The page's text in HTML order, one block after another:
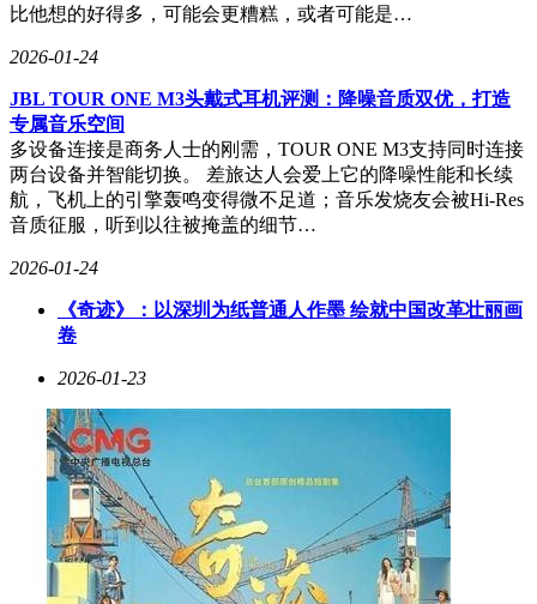
自2024年推出仰望朋友圈并成立商业研究院以来，该平台持续
期课程，吸引近800位企业家学员参与。课程内容聚焦企业实
战需求：从与比亚迪高管探讨AI时代企业智能化转型，到解
析出海战略的突破路径；从组织学员探访比亚迪深汕小漠工
厂、京东方等标杆企业，到邀请行业领军人物闭门分享经验，
形成“理论+实践+资源”的立体化学习模式。这种深度链接产业
资源的模式，不仅帮助企业家拓展视野，更直接推动了商业合
作机会的萌发。
该模式的创新价值体现在三个维度：首先，品牌与用户关系完
比他想的好得多，可能会更糟糕，或者可能是…
2026-01-24
JBL TOUR ONE M3头戴式耳机评测：降噪音质双优，打造
专属音乐空间
多设备连接是商务人士的刚需，TOUR ONE M3支持同时连接
两台设备并智能切换。 差旅达人会爱上它的降噪性能和长续
航，飞机上的引擎轰鸣变得微不足道；音乐发烧友会被Hi-Res
音质征服，听到以往被掩盖的细节…
2026-01-24
《奇迹》：以深圳为纸普通人作墨 绘就中国改革壮丽画
卷
2026-01-23